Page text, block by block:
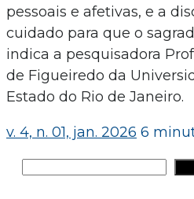
pessoais e afetivas, e a
cuidado para que o
indica a pesquisadora
de Figueiredo da
Estado do Rio de Janeiro.
v. 4, n. 01, jan. 2026 6